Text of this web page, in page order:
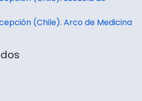
(Chile). Arco de Medicina